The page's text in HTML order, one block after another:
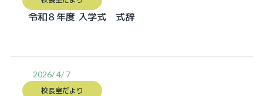
令和８年度 入学式 式辞
2026/ 4/ 7
校長室だより